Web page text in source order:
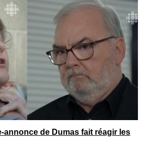
annonce de Dumas fait réagir les